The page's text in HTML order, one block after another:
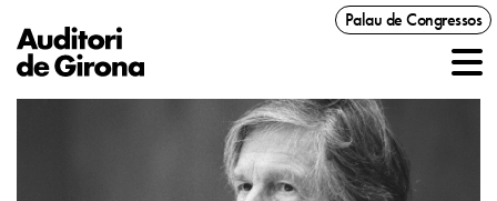
Palau de Congressos